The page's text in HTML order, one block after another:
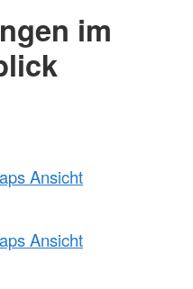
im
Ansicht
Ansicht